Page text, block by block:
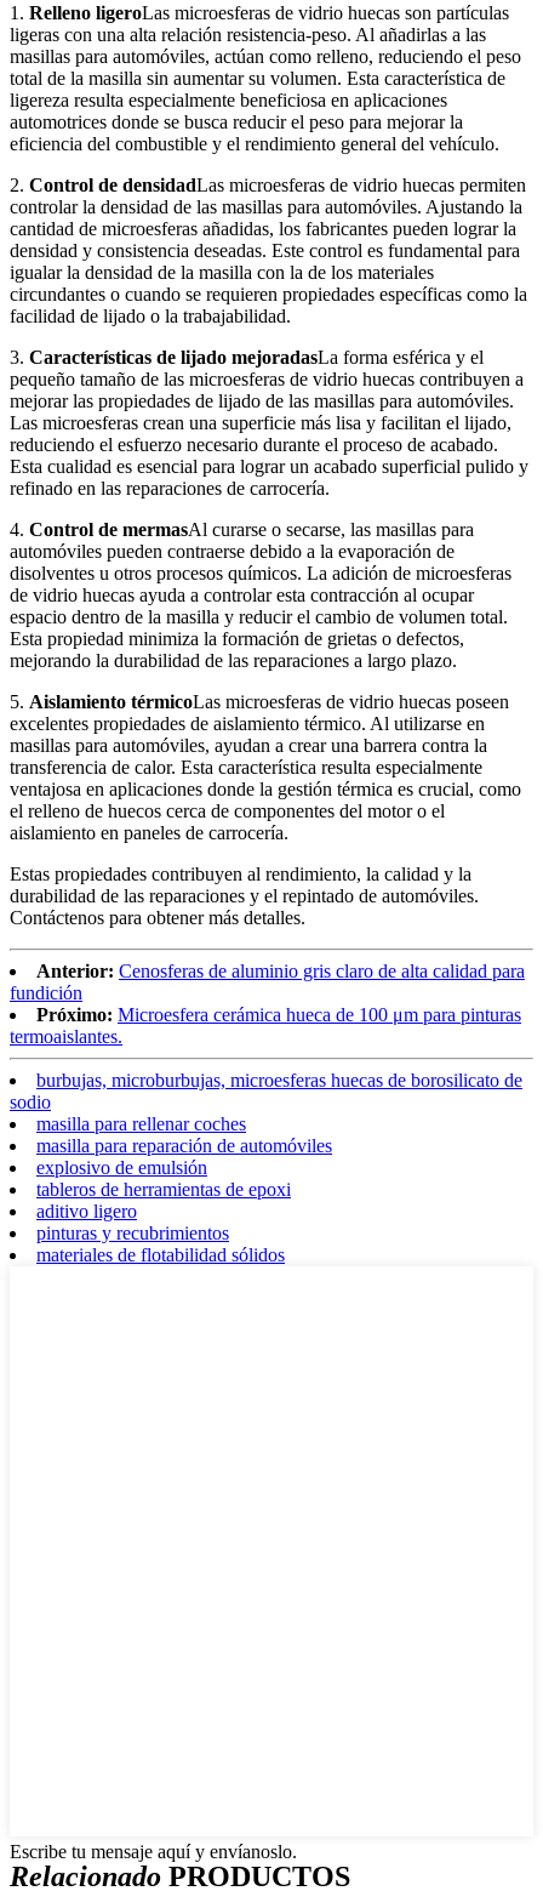
1. Relleno ligeroLas microesferas de vidrio huecas son partículas
ligeras con una alta relación resistencia-peso. Al añadirlas a las
masillas para automóviles, actúan como relleno, reduciendo el peso
total de la masilla sin aumentar su volumen. Esta característica de
ligereza resulta especialmente beneficiosa en aplicaciones
automotrices donde se busca reducir el peso para mejorar la
eficiencia del combustible y el rendimiento general del vehículo.
2. Control de densidadLas microesferas de vidrio huecas permiten
controlar la densidad de las masillas para automóviles. Ajustando la
cantidad de microesferas añadidas, los fabricantes pueden lograr la
densidad y consistencia deseadas. Este control es fundamental para
igualar la densidad de la masilla con la de los materiales
circundantes o cuando se requieren propiedades específicas como la
facilidad de lijado o la trabajabilidad.
3. Características de lijado mejoradasLa forma esférica y el
pequeño tamaño de las microesferas de vidrio huecas contribuyen a
mejorar las propiedades de lijado de las masillas para automóviles.
Las microesferas crean una superficie más lisa y facilitan el lijado,
reduciendo el esfuerzo necesario durante el proceso de acabado.
Esta cualidad es esencial para lograr un acabado superficial pulido y
refinado en las reparaciones de carrocería.
4. Control de mermasAl curarse o secarse, las masillas para
automóviles pueden contraerse debido a la evaporación de
disolventes u otros procesos químicos. La adición de microesferas
de vidrio huecas ayuda a controlar esta contracción al ocupar
espacio dentro de la masilla y reducir el cambio de volumen total.
Esta propiedad minimiza la formación de grietas o defectos,
mejorando la durabilidad de las reparaciones a largo plazo.
5. Aislamiento térmicoLas microesferas de vidrio huecas poseen
excelentes propiedades de aislamiento térmico. Al utilizarse en
masillas para automóviles, ayudan a crear una barrera contra la
transferencia de calor. Esta característica resulta especialmente
ventajosa en aplicaciones donde la gestión térmica es crucial, como
el relleno de huecos cerca de componentes del motor o el
aislamiento en paneles de carrocería.
Estas propiedades contribuyen al rendimiento, la calidad y la
durabilidad de las reparaciones y el repintado de automóviles.
Contáctenos para obtener más detalles.
Anterior: Cenosferas de aluminio gris claro de alta calidad para
fundición
Próximo: Microesfera cerámica hueca de 100 μm para pinturas
termoaislantes.
burbujas, microburbujas, microesferas huecas de borosilicato de
sodio
masilla para rellenar coches
masilla para reparación de automóviles
explosivo de emulsión
tableros de herramientas de epoxi
aditivo ligero
pinturas y recubrimientos
materiales de flotabilidad sólidos
Escribe tu mensaje aquí y envíanoslo.
Relacionado PRODUCTOS